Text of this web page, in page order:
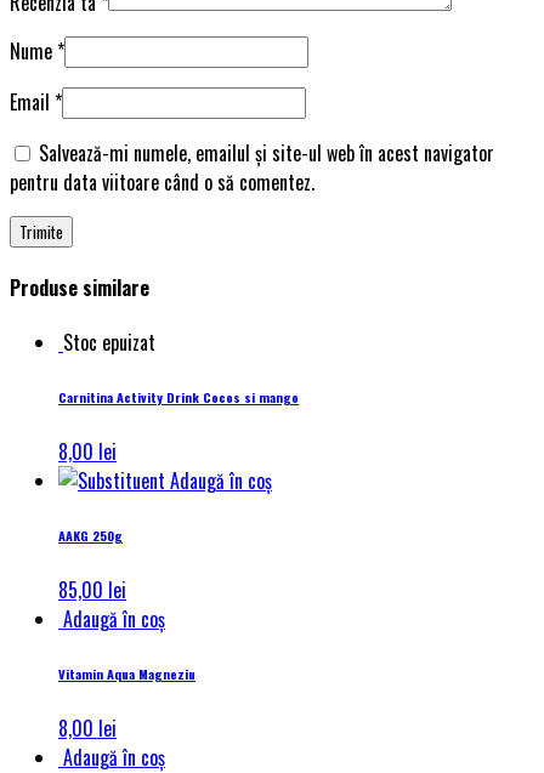
Nume*
Email *
Salvează-mi numele, emailul și site-ul web în acest navigator
pentru data viitoare când o să comentez.
Produse similare
Stoc epuizat
Carnitina Activity Drink Cocos si mango
8,00 lei
Adaugă în coș
AAKG 250g
85,00 lei
Adaugă în coș
Vitamin Aqua Magneziu
8,00 lei
Adaugă în coș